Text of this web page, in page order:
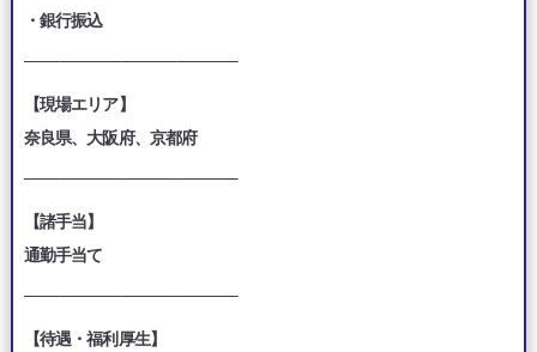
・銀行振込
【現場エリア】
奈良県、大阪府、京都府
【諸手当】
通勤手当て
【待遇・福利厚生】